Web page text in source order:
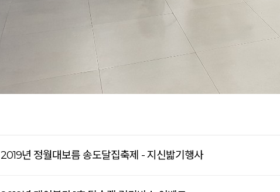
2019년 정월대보름 송도달집축제 - 지신밟기행사